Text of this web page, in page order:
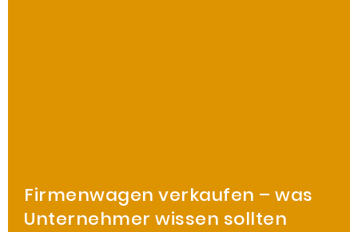
Firmenwagen verkaufen – was
Unternehmer wissen sollten